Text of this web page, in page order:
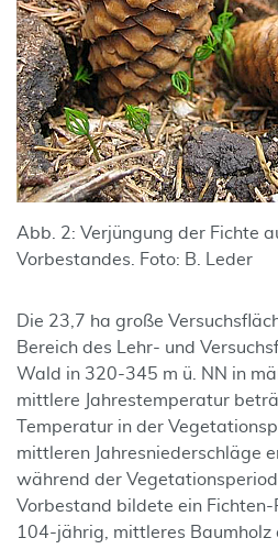
Abb. 2: Verjüngung der Fichte
Vorbestandes. Foto: B. Leder
Die 23,7 ha große
Bereich des Lehr- und
Wald in 320-345 m ü. NN in
mittlere Jahrestemperatur
Temperatur in der
mittleren Jahresniederschläge
während der
Vorbestand bildete ein Fichten-
104-jährig, mittleres Baumholz